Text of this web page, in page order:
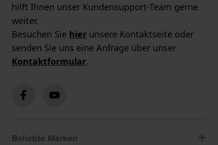
hilft Ihnen unser Kundensupport-Team gerne
weiter.
Besuchen Sie hier unsere Kontaktseite oder
senden Sie uns eine Anfrage über unser
Kontaktformular.
Beliebte Marken